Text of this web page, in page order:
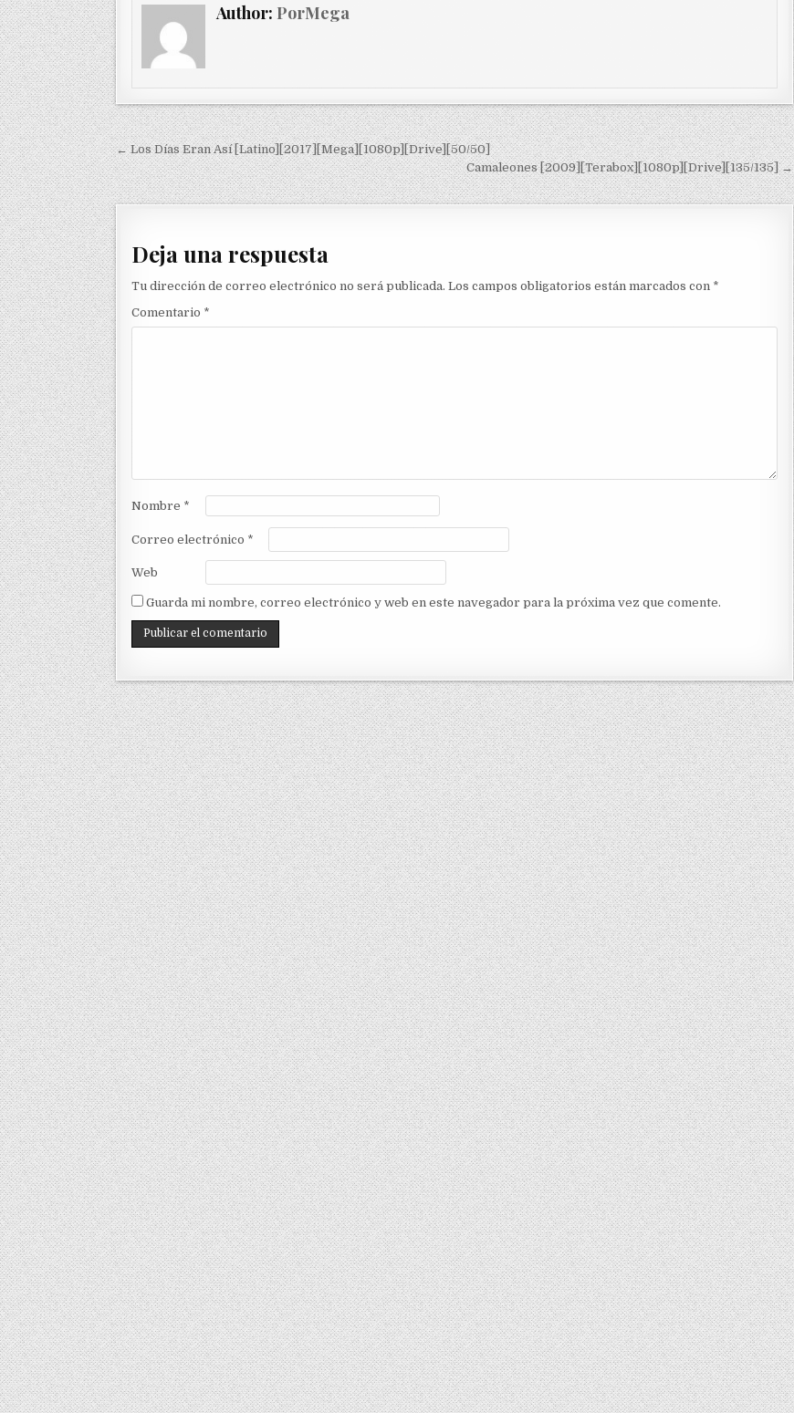
Author: PorMega
Navegación de entradas
← Los Días Eran Así [Latino][2017][Mega][1080p][Drive][50/50]
Camaleones [2009][Terabox][1080p][Drive][135/135] →
Deja una respuesta
Tu dirección de correo electrónico no será publicada. Los campos obligatorios están marcados con *
Comentario *
Nombre *
Correo electrónico *
Web
Guarda mi nombre, correo electrónico y web en este navegador para la próxima vez que comente.